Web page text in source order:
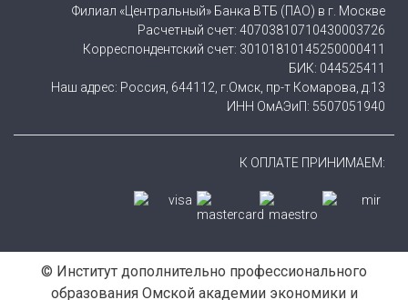
Филиал «Центральный» Банка ВТБ (ПАО) в г. Москве
Расчетный счет: 40703810710430003726
Корреспондентский счет: 30101810145250000411
БИК: 044525411
Наш адрес: Россия, 644112, г.Омск, пр-т Комарова, д.13
ИНН ОмАЭиП: 5507051940
К ОПЛАТЕ ПРИНИМАЕМ:
© Институт дополнительно профессионального
образования Омской академии экономики и